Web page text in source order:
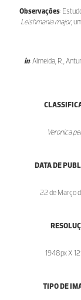
Observações:
Leishmania major,
in: Almeida, R.,
Veronica
DATA DE
22 de Março
1948px X
TIPO DE